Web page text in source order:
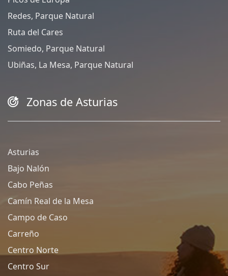
Redes, Parque Natural
Ruta del Cares
Somiedo, Parque Natural
Ubiñas, La Mesa, Parque Natural
Zonas de Asturias
Asturias
Bajo Nalón
Cabo Peñas
Camín Real de la Mesa
Campo de Caso
Carreño
Centro Norte
Centro Sur